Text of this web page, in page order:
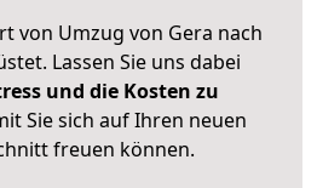
von Umzug von Gera nach
Lassen Sie uns dabei
und die Kosten zu
Sie sich auf Ihren neuen
freuen können.